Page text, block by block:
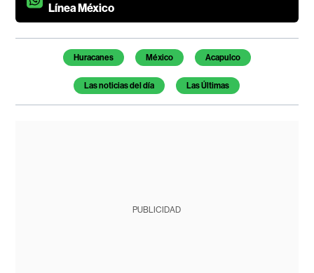
Línea México
Temas de este artículo
Huracanes México Acapulco
Las noticias del día Las Últimas
PUBLICIDAD